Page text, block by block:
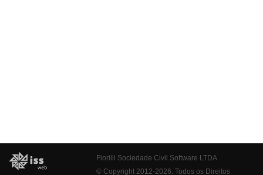
Fiorilli Sociedade Civil Software LTDA
© Copyright 2012-2026. Todos os Direitos